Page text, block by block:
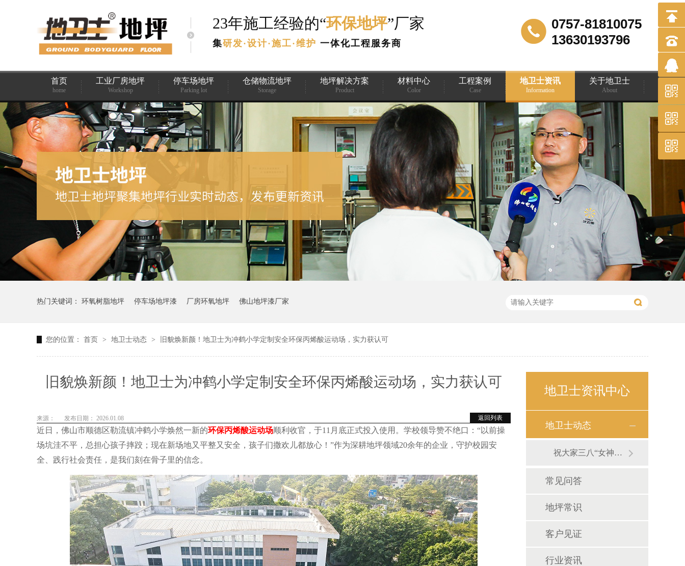
23年施工经验的“环保地坪”厂家
集研发·设计·施工·维护 一体化工程服务商
0757-81810075
13630193796
首页
home
工业厂房地坪
Workshop
停车场地坪
Parking lot
仓储物流地坪
Storage
地坪解决方案
Product
材料中心
Color
工程案例
Case
地卫士资讯
Information
关于地卫士
About
热门关键词： 环氧树脂地坪 停车场地坪漆 厂房环氧地坪 佛山地坪漆厂家
您的位置： 首页 > 地卫士动态 > 旧貌焕新颜！地卫士为冲鹤小学定制安全环保丙烯酸运动场，实力获认可
旧貌焕新颜！地卫士为冲鹤小学定制安全环保丙烯酸运动场，实力获认可
返回列表
来源： 发布日期： 2026.01.08
近日，佛山市顺德区勒流镇冲鹤小学焕然一新的环保丙烯酸运动场顺利收官，于11月底正式投入使用。学校领导赞不绝口：“以前操
场坑洼不平，总担心孩子摔跤；现在新场地又平整又安全，孩子们撒欢儿都放心！”作为深耕地坪领域20余年的企业，守护校园安
全、践行社会责任，是我们刻在骨子里的信念。
地卫士资讯中心
地卫士动态
祝大家三八“女神节”快乐！—地卫士地坪福利篇
常见问答
地坪常识
客户见证
行业资讯